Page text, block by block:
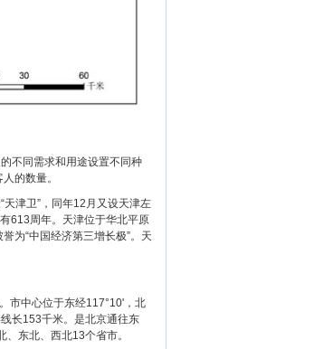
不同需求和用途设置不同种
的数量。
津卫”，同年12月又设天津左
613周年。天津位于华北平原
为“中国经济第三增长极”。天
市中心位于东经117°10'，北
长153千米。是北京通往东
东北、西北13个省市。